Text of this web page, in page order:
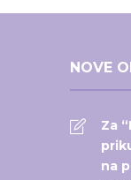
NOVE
Za
na